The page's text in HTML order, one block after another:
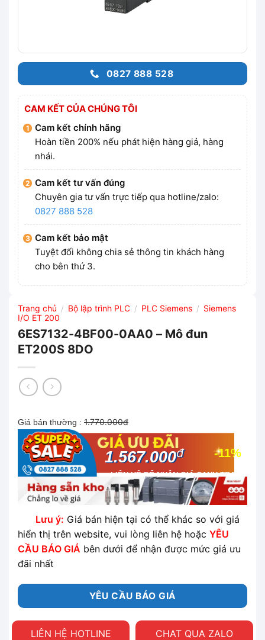
0827 888 528
CAM KẾT CỦA CHÚNG TÔI
Cam kết chính hãng
Hoàn tiền 200% nếu phát hiện hàng giả, hàng
nhái.
Cam kết tư vấn đúng
Chuyên gia tư vấn trực tiếp qua hotline/zalo:
0827 888 528
Cam kết bảo mật
Tuyệt đối không chia sẻ thông tin khách hàng
cho bên thứ 3.
Trang chủ / Bộ lập trình PLC / PLC Siemens / Siemens
I/O ET 200
6ES7132-4BF00-0AA0 – Mô đun
ET200S 8DO
Giá bán thường : 1.770.000đ
-11%
1.567.000đ
LIÊN HỆ ĐỂ NHẬN GIÁ CẠNH TRANH
NHẤT THỊ TRƯỜNG
Lưu ý: Giá bán hiện tại có thể khác so với giá
hiển thị trên website, vui lòng liên hệ hoặc YÊU
CẦU BÁO GIÁ bên dưới để nhận được mức giá ưu
đãi nhất
YÊU CẦU BÁO GIÁ
LIÊN HỆ HOTLINE
CHAT QUA ZALO